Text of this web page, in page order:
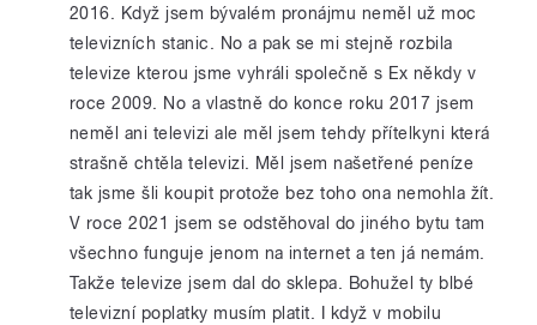
2016. Když jsem bývalém pronájmu neměl už moc
televizních stanic. No a pak se mi stejně rozbila
televize kterou jsme vyhráli společně s Ex někdy v
roce 2009. No a vlastně do konce roku 2017 jsem
neměl ani televizi ale měl jsem tehdy přítelkyni která
strašně chtěla televizi. Měl jsem našetřené peníze
tak jsme šli koupit protože bez toho ona nemohla žít.
V roce 2021 jsem se odstěhoval do jiného bytu tam
všechno funguje jenom na internet a ten já nemám.
Takže televize jsem dal do sklepa. Bohužel ty blbé
televizní poplatky musím platit. I když v mobilu